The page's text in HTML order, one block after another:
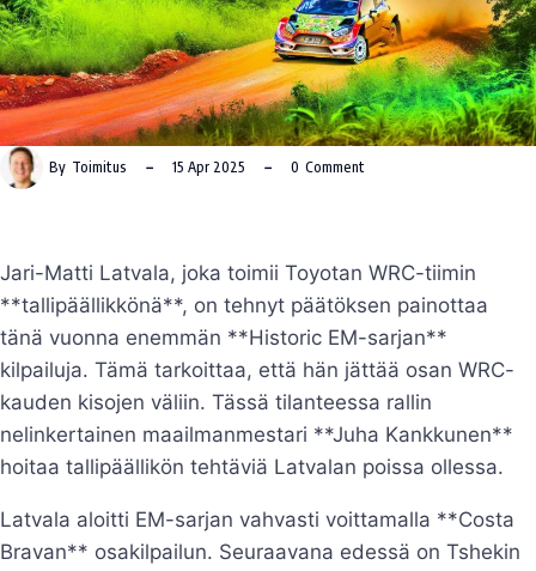
By Toimitus 15 Apr 2025 0 Comment
Jari-Matti Latvala, joka toimii Toyotan WRC-tiimin
**tallipäällikkönä**, on tehnyt päätöksen painottaa
tänä vuonna enemmän **Historic EM-sarjan**
kilpailuja. Tämä tarkoittaa, että hän jättää osan WRC-
kauden kisojen väliin. Tässä tilanteessa rallin
nelinkertainen maailmanmestari **Juha Kankkunen**
hoitaa tallipäällikön tehtäviä Latvalan poissa ollessa.
Latvala aloitti EM-sarjan vahvasti voittamalla **Costa
Bravan** osakilpailun. Seuraavana edessä on Tshekin